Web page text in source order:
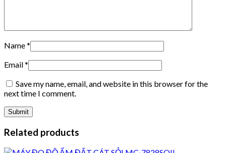
Name*
Email*
Save my name, email, and website in this browser for the
next time I comment.
Related products